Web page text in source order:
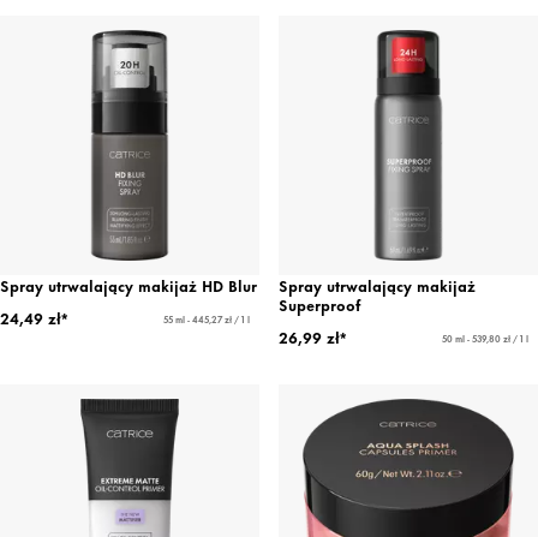
Spray utrwalający makijaż HD Blur
24,49 zł*
55 ml - 445,27 zł / 1 l
Spray utrwalający makijaż
Superproof
26,99 zł*
50 ml - 539,80 zł / 1 l